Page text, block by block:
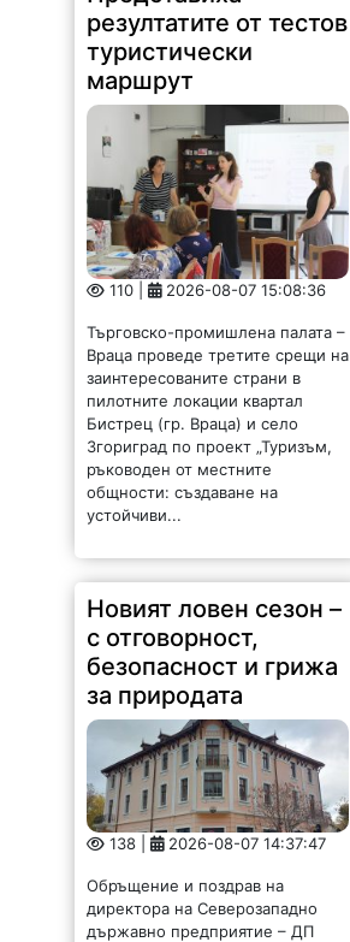
резултатите от тестов
туристически
маршрут
110 | 2026-08-07 15:08:36
Търговско-промишлена палата –
Враца проведе третите срещи на
заинтересованите страни в
пилотните локации квартал
Бистрец (гр. Враца) и село
Згориград по проект „Туризъм,
ръководен от местните
общности: създаване на
устойчиви...
Новият ловен сезон –
с отговорност,
безопасност и грижа
за природата
138 | 2026-08-07 14:37:47
Обръщение и поздрав на
директора на Северозападно
държавно предприятие – ДП